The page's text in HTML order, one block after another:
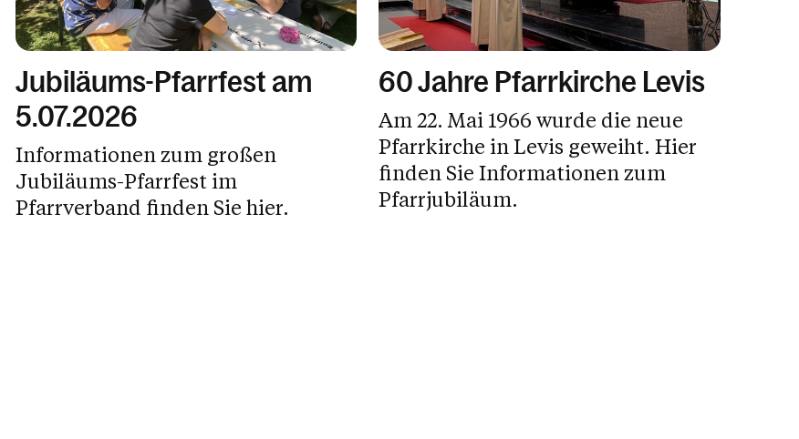
Jubiläums-Pfarrfest am
5.07.2026
Informationen zum großen
Jubiläums-Pfarrfest im
Pfarrverband finden Sie hier.
60 Jahre Pfarrkirche Levis
Am 22. Mai 1966 wurde die neue
Pfarrkirche in Levis geweiht. Hier
finden Sie Informationen zum
Pfarrjubiläum.